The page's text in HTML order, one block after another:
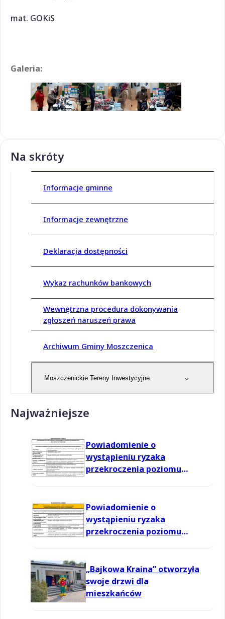
mat. GOKiS
Galeria:
Na skróty
Informacje gminne
Informacje zewnętrzne
Deklaracja dostępności
Wykaz rachunków bankowych
Wewnętrzna procedura dokonywania
zgłoszeń naruszeń prawa
Archiwum Gminy Moszczenica
Moszczenickie Tereny Inwestycyjne
Najważniejsze
Powiadomienie o
wystąpieniu ryzaka
przekroczenia poziomu
Powiadomienie o
wystąpieniu ryzaka
przekroczenia poziomu
„Bajkowa Kraina” otworzyła
swoje drzwi dla
mieszkańców